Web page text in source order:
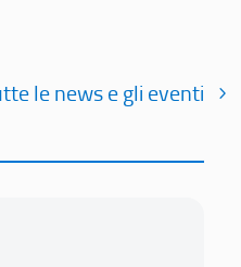
le news e gli eventi